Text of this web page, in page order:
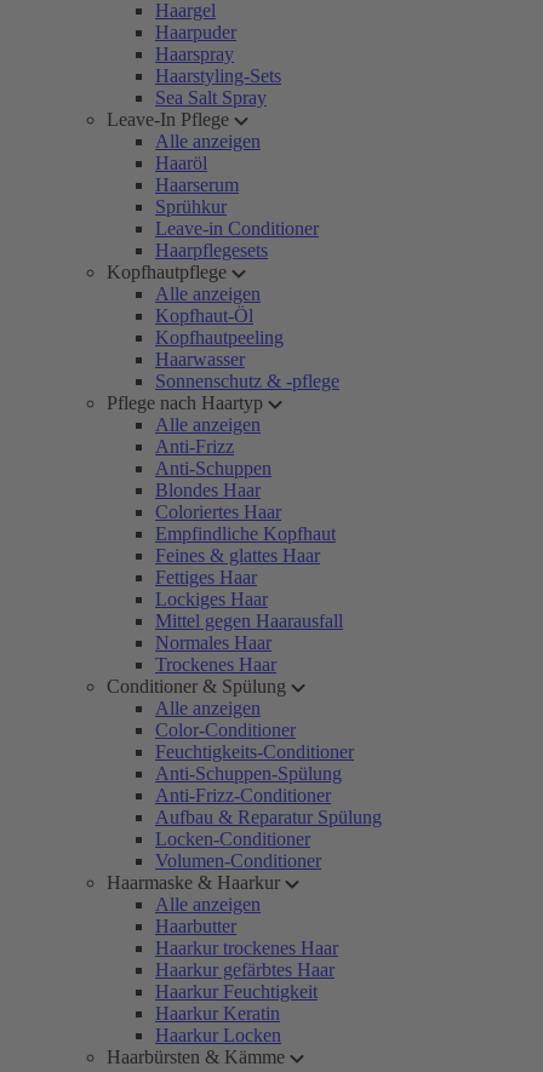
Haargel
Haarpuder
Haarspray
Haarstyling-Sets
Sea Salt Spray
Leave-In Pflege
Alle anzeigen
Haaröl
Haarserum
Sprühkur
Leave-in Conditioner
Haarpflegesets
Kopfhautpflege
Alle anzeigen
Kopfhaut-Öl
Kopfhautpeeling
Haarwasser
Sonnenschutz & -pflege
Pflege nach Haartyp
Alle anzeigen
Anti-Frizz
Anti-Schuppen
Blondes Haar
Coloriertes Haar
Empfindliche Kopfhaut
Feines & glattes Haar
Fettiges Haar
Lockiges Haar
Mittel gegen Haarausfall
Normales Haar
Trockenes Haar
Conditioner & Spülung
Alle anzeigen
Color-Conditioner
Feuchtigkeits-Conditioner
Anti-Schuppen-Spülung
Anti-Frizz-Conditioner
Aufbau & Reparatur Spülung
Locken-Conditioner
Volumen-Conditioner
Haarmaske & Haarkur
Alle anzeigen
Haarbutter
Haarkur trockenes Haar
Haarkur gefärbtes Haar
Haarkur Feuchtigkeit
Haarkur Keratin
Haarkur Locken
Haarbürsten & Kämme